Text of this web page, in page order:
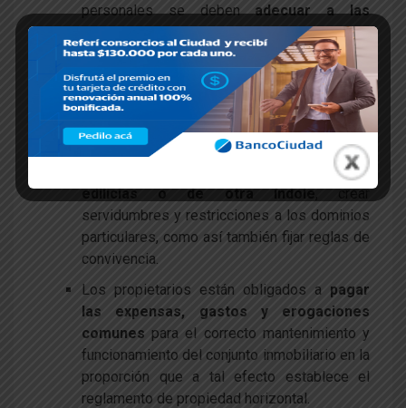
personales se debenadecuar a las
previsiones normativas que regulan este
derecho real, tomando la forma de
propiedad horizontal especial.
Limitaciones y restricciones reglamentarias.
De acuerdo a las normas administrativas
aplicables, el
reglamento de propiedad
horizontal puede establecer limitaciones
edilicias o de otra índole, crear
servidumbres y restricciones a los dominios
particulares, como así también fijar reglas de
convivencia.
Los propietarios están obligados a pagar
las expensas, gastos y erogaciones
comunes para el correcto mantenimiento y
funcionamiento del conjunto inmobiliario en la
proporción que a tal efecto establece el
reglamento de propiedad horizontal.